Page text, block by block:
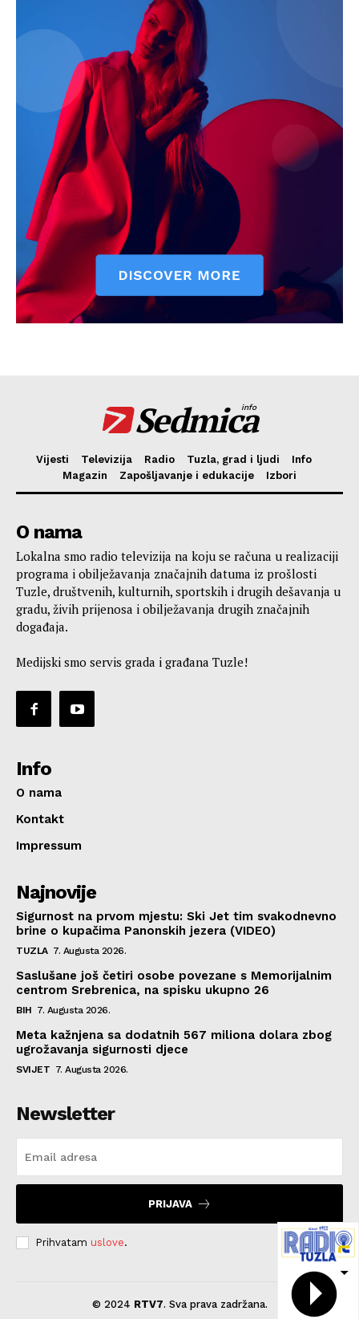
Impressum
Sedmica
info
Vijesti Televizija Radio Tuzla, grad i ljudi
Info
Magazin
Zapošljavanje i edukacije Izbori
O nama
Lokalna smo radio televizija na koju se računa u realizaciji
programa i obilježavanja značajnih datuma iz prošlosti
Tuzle, društvenih, kulturnih, sportskih i drugih dešavanja u
gradu, živih prijenosa i obilježavanja drugih značajnih
događaja.
Medijski smo servis grada i građana Tuzle!
Info
O nama
Kontakt
Impressum
Najnovije
Sigurnost na prvom mjestu: Ski Jet tim svakodnevno
brine o kupačima Panonskih jezera (VIDEO)
TUZLA 7. Augusta 2026.
Saslušane još četiri osobe povezane s Memorijalnim
centrom Srebrenica, na spisku ukupno 26
BIH 7. Augusta 2026.
Meta kažnjena sa dodatnih 567 miliona dolara zbog
ugrožavanja sigurnosti djece
SVIJET 7. Augusta 2026.
Newsletter
PRIJAVA
Prihvatam uslove.
© 2024 RTV7. Sva prava zadržana.